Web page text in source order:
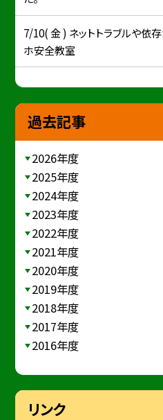
7/10( 金 ) ネットトラブルや依
ホ安全教室
過去記事
2026年度
2025年度
2024年度
2023年度
2022年度
2021年度
2020年度
2019年度
2018年度
2017年度
2016年度
リンク